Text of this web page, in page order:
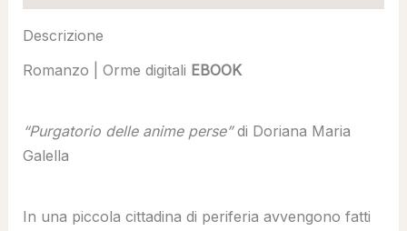
Descrizione
Romanzo | Orme digitali EBOOK
“Purgatorio delle anime perse”di Doriana Maria
Galella
In una piccola cittadina di periferia avvengono fatti